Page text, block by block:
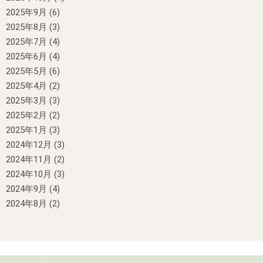
2025年9月 (6)
2025年8月 (3)
2025年7月 (4)
2025年6月 (4)
2025年5月 (6)
2025年4月 (2)
2025年3月 (3)
2025年2月 (2)
2025年1月 (3)
2024年12月 (3)
2024年11月 (2)
2024年10月 (3)
2024年9月 (4)
2024年8月 (2)